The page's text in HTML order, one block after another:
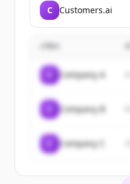
C Customers.ai
Company A
Company B
Company C